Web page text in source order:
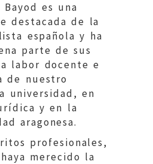
es una
destacada de la
española y ha
parte de sus
labor docente e
de nuestro
universidad, en
y en la
aragonesa.
profesionales,
merecido la